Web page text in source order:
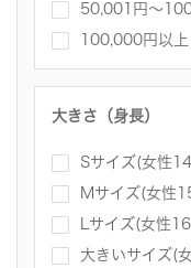
50,001円～
100,000円以上
大きさ（身長）
Sサイズ(女性
Mサイズ(女性
Lサイズ(女性
大きいサイズ(